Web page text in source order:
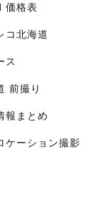
価格表
コ北海道
ス
前撮り
報まとめ
ケーション撮影